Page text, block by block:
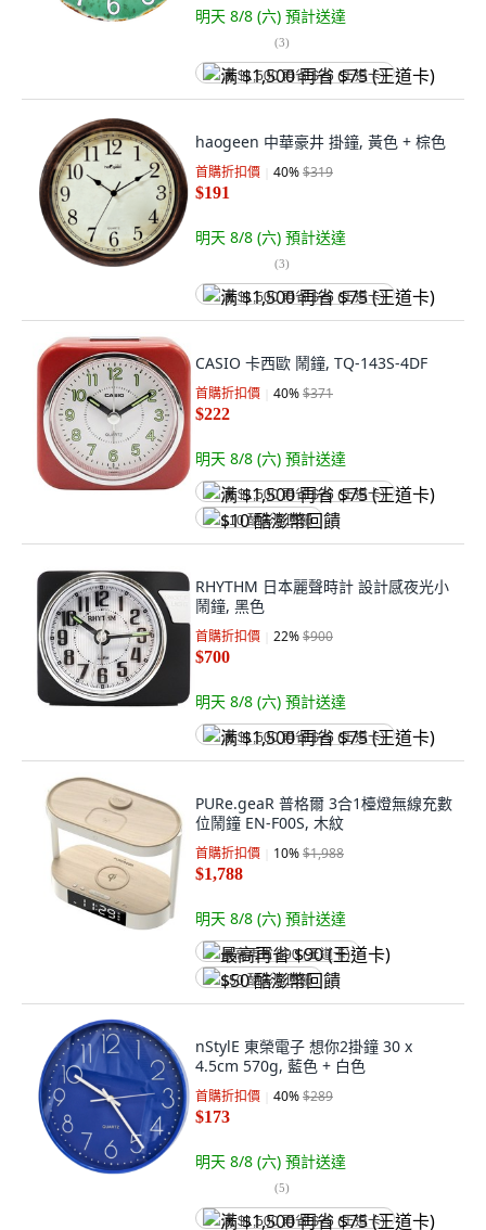
明天 8/8 (六) 預計送達
(3)
满 $1,500 再省 $75 (王道卡)
haogeen 中華豪井 掛鐘, 黃色 + 棕色
首購折扣價 40%$319
$191
明天 8/8 (六) 預計送達
(3)
满 $1,500 再省 $75 (王道卡)
CASIO 卡西歐 鬧鐘, TQ-143S-4DF
首購折扣價 40%$371
$222
明天 8/8 (六) 預計送達
满 $1,500 再省 $75 (王道卡)
$10 酷澎幣回饋
RHYTHM 日本麗聲時計 設計感夜光小
鬧鐘, 黑色
首購折扣價 22%$900
$700
明天 8/8 (六) 預計送達
满 $1,500 再省 $75 (王道卡)
PURe.geaR 普格爾 3合1檯燈無線充數
位鬧鐘 EN-F00S, 木紋
首購折扣價 10%$1,988
$1,788
明天 8/8 (六) 預計送達
最高再省 $90 (王道卡)
$50 酷澎幣回饋
nStylE 東榮電子 想你2掛鐘 30 x
4.5cm 570g, 藍色 + 白色
首購折扣價 40%$289
$173
明天 8/8 (六) 預計送達
(5)
满 $1,500 再省 $75 (王道卡)